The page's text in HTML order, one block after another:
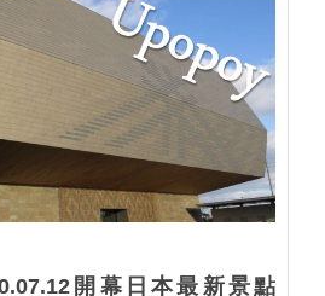
開幕日本最新景點